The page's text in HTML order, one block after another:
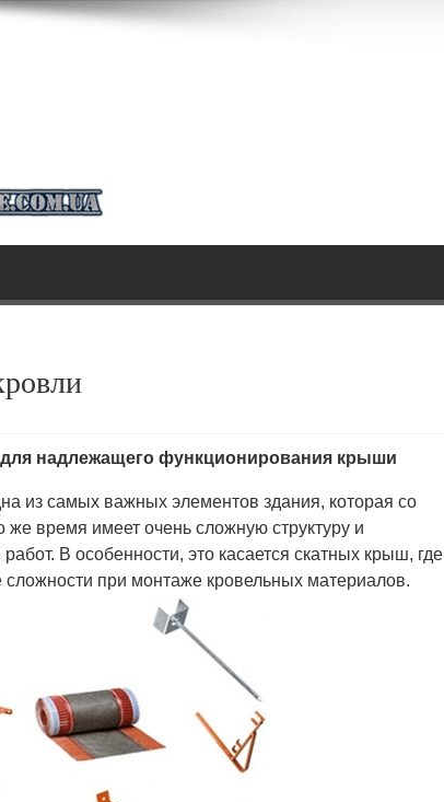
надлежащего функционирования крыши
из самых важных элементов здания, которая со
же время имеет очень сложную структуру и
В особенности, это касается скатных крыш, где
сложности при монтаже кровельных материалов.